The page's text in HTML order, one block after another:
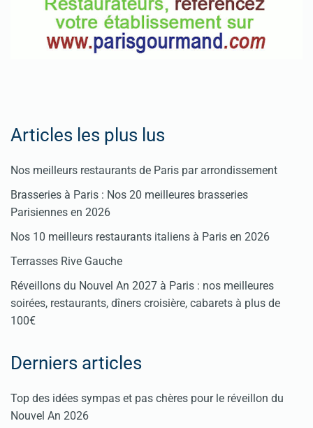
Articles les plus lus
Nos meilleurs restaurants de Paris par arrondissement
Brasseries à Paris : Nos 20 meilleures brasseries
Parisiennes en 2026
Nos 10 meilleurs restaurants italiens à Paris en 2026
Terrasses Rive Gauche
Réveillons du Nouvel An 2027 à Paris : nos meilleures
soirées, restaurants, dîners croisière, cabarets à plus de
100€
Derniers articles
Top des idées sympas et pas chères pour le réveillon du
Nouvel An 2026